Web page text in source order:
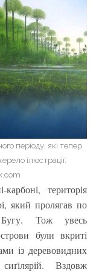
періоду, які тепер
ілюстрації:
територія
який пролягав по
Бугу. Тож увесь
були вкриті
із деревовидних
Вздовж